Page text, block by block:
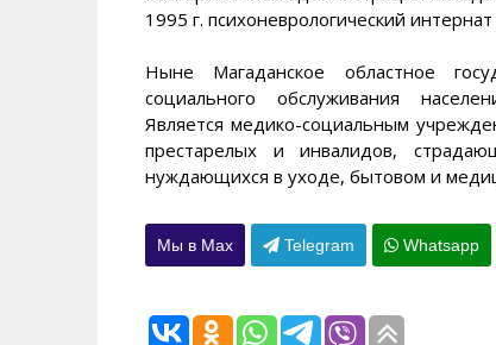
1995 г. психоневрологический
Ныне Магаданское областное
социального обслуживания
Является медико-социальным
престарелых и инвалидов,
нуждающихся в уходе, бытовом и
Мы в Max Telegram Whatsapp